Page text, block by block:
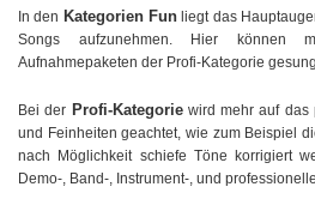
In den Kategorien Funliegt das
Songs aufzunehmen. Hier
Aufnahmepaketen der Profi-Kategorie
Bei der Profi-Kategoriewird mehr auf das
und Feinheiten geachtet, wie zum Beispiel
nach Möglichkeit schiefe Töne korrigiert
Demo-, Band-, Instrument-, und